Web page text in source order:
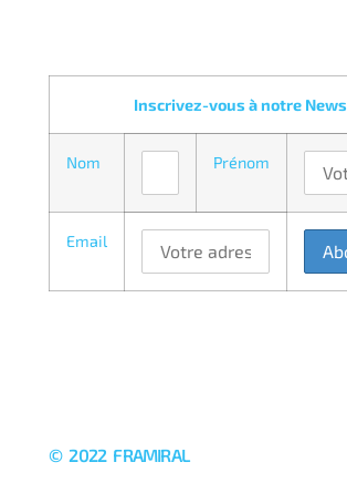
Inscrivez-vous à notre
Nom Prénom
Email
© 2022 FRAMIRAL